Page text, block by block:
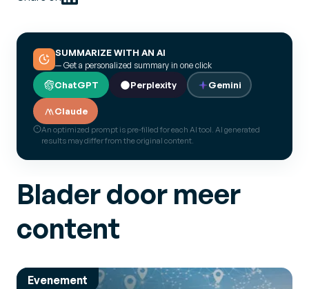
SUMMARIZE WITH AN AI
— Get a personalized summary in one click
ChatGPT Perplexity Gemini
Claude
An optimized prompt is pre-filled for each AI tool. AI generated
results may differ from the original content.
Blader door meer
content
Evenement